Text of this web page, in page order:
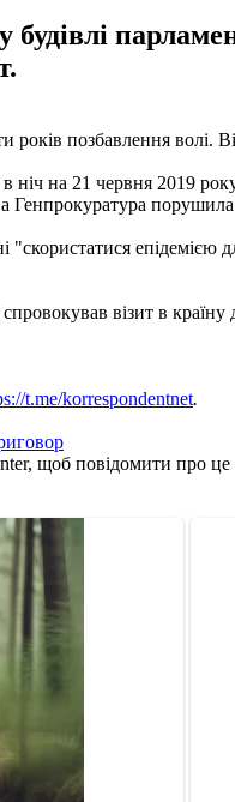
позбавлення волі.
на 21 червня 2019
Генпрокуратура
спровокував візит в країну
t.me/korrespondentnet.
щоб повідомити про це